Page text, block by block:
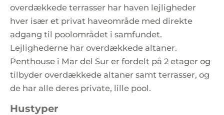
overdækkede terrasser har haven lejligheder
hver især et privat haveområde med direkte
adgang til poolområdet i samfundet.
Lejlighederne har overdækkede altaner.
Penthouse i Mar del Sur er fordelt på 2 etager og
tilbyder overdækkede altaner samt terrasser, og
de har alle deres private, lille pool.
Hustyper